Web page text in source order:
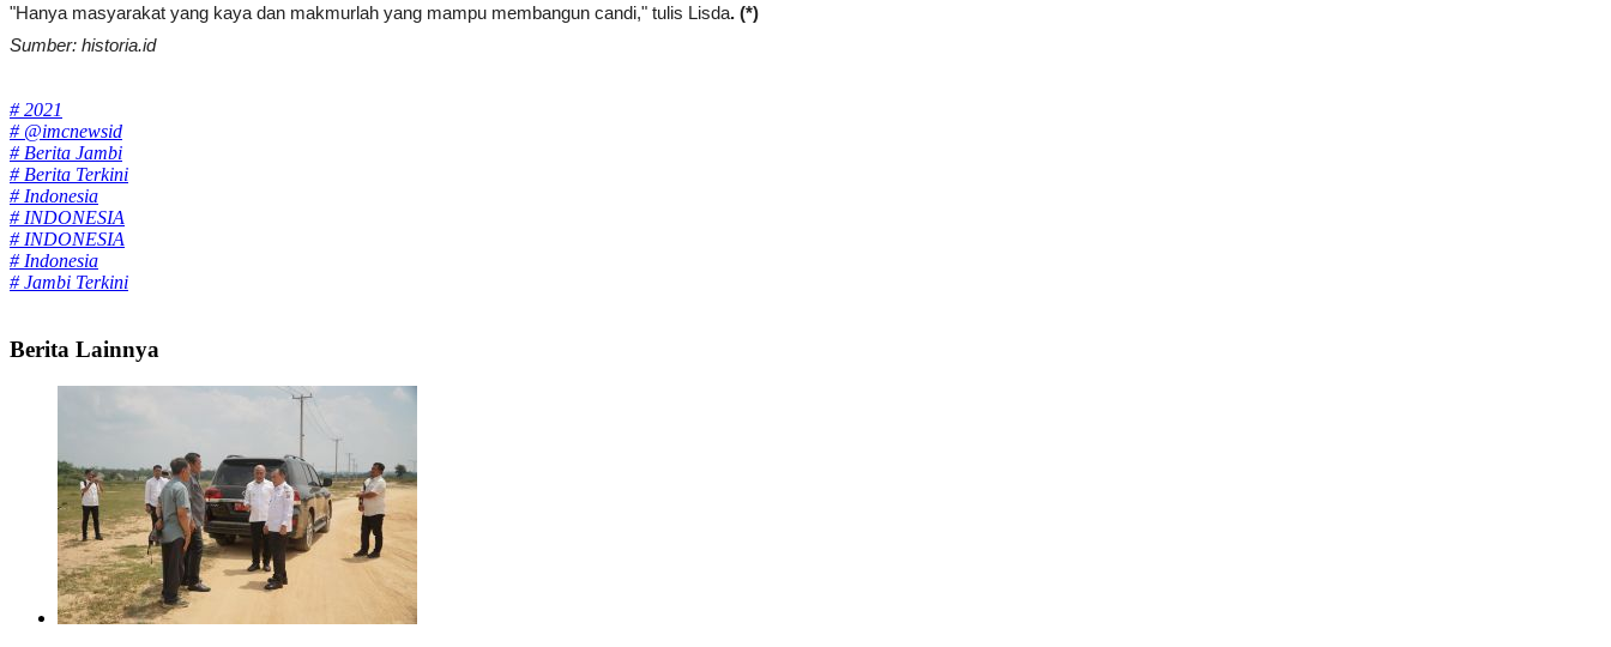
"Hanya masyarakat yang kaya dan makmurlah yang mampu membangun candi," tulis Lisda. (*)
Sumber: historia.id
# 2021
# @imcnewsid
# Berita Jambi
# Berita Terkini
# Indonesia
# INDONESIA
# INDONESIA
# Indonesia
# Jambi Terkini
Berita Lainnya